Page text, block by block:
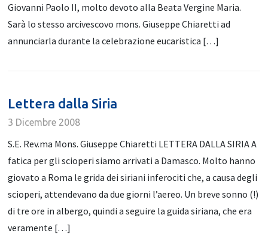
Giovanni Paolo II, molto devoto alla Beata Vergine Maria.
Sarà lo stesso arcivescovo mons. Giuseppe Chiaretti ad
annunciarla durante la celebrazione eucaristica […]
Lettera dalla Siria
3 Dicembre 2008
S.E. Rev.ma Mons. Giuseppe Chiaretti LETTERA DALLA SIRIA A
fatica per gli scioperi siamo arrivati a Damasco. Molto hanno
giovato a Roma le grida dei siriani inferociti che, a causa degli
scioperi, attendevano da due giorni l’aereo. Un breve sonno (!)
di tre ore in albergo, quindi a seguire la guida siriana, che era
veramente […]